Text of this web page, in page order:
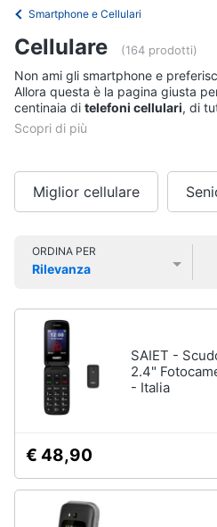
Tv
e
Home
Cinema
home
Videogiochi
e
musica
Clima
Brico
Giardinaggio
iPhone
iPhone
Pro
Max
iPhone
17
Vedi
tutti
Tecnologia
indossare
Apple
Watch
Smartwatch
Apple
Watch
Smartphone e Cellulari
Cellulare (164 prodotti)
Non ami gli smartphone e
Allora questa è la pagina giusta
centinaia di telefoni cellulari, di
Potrai chiamare e inviare sms tutte
paura della batteria scarica o del
in contatto con i propri cari senza
spendendo poco. Cerca il tuo
anziani, i e i marchi più
Miglior cellulare
ORDINA PER
Rilevanza
SAIET -
2.4"
- Italia
€ 48,90